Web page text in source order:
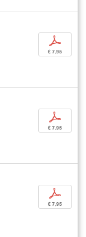
p
€ 7,95
p
€ 7,95
p
€ 7,95